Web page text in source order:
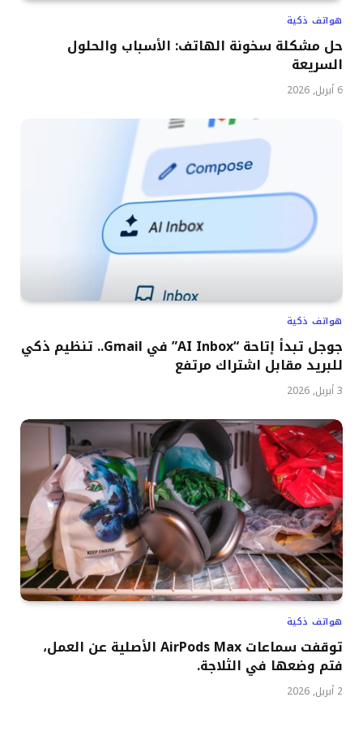
هواتف ذكية
حل مشكلة سخونة الهاتف: الأسباب والحلول
السريعة
6 أبريل, 2026
هواتف ذكية
جوجل تبدأ إتاحة “AI Inbox” في Gmail.. تنظيم ذكي
للبريد مقابل اشتراك مرتفع
3 أبريل, 2026
هواتف ذكية
توقفت سماعات AirPods Max الأصلية عن العمل،
فتم وضعها في الثلاجة.
2 أبريل, 2026